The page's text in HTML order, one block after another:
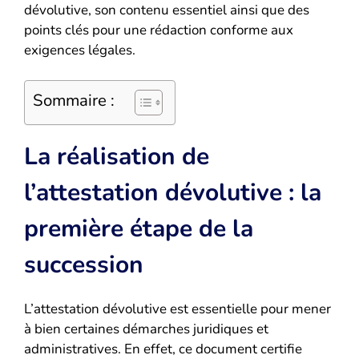
dévolutive, son contenu essentiel ainsi que des
points clés pour une rédaction conforme aux
exigences légales.
Sommaire :
La réalisation de
l’attestation dévolutive : la
première étape de la
succession
L’attestation dévolutive est essentielle pour mener
à bien certaines démarches juridiques et
administratives. En effet, ce document certifie